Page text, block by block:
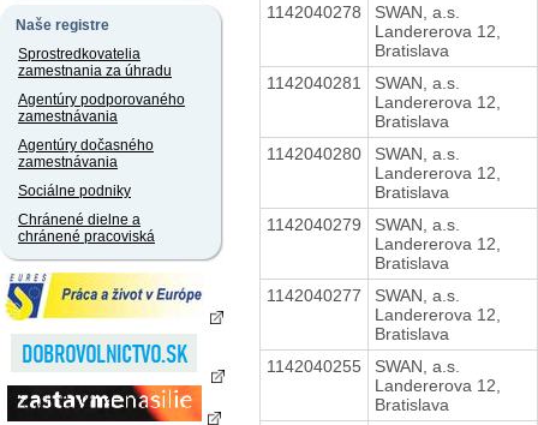
Naše registre
Sprostredkovatelia
zamestnania za úhradu
Agentúry podporovaného
zamestnávania
Agentúry dočasného
zamestnávania
Sociálne podniky
Chránené dielne a
chránené pracoviská
1142040278
SWAN, a.s.
Landererova 12,
Bratislava
1142040281
SWAN, a.s.
Landererova 12,
Bratislava
1142040280
SWAN, a.s.
Landererova 12,
Bratislava
1142040279
SWAN, a.s.
Landererova 12,
Bratislava
1142040277
SWAN, a.s.
Landererova 12,
Bratislava
1142040255
SWAN, a.s.
Landererova 12,
Bratislava